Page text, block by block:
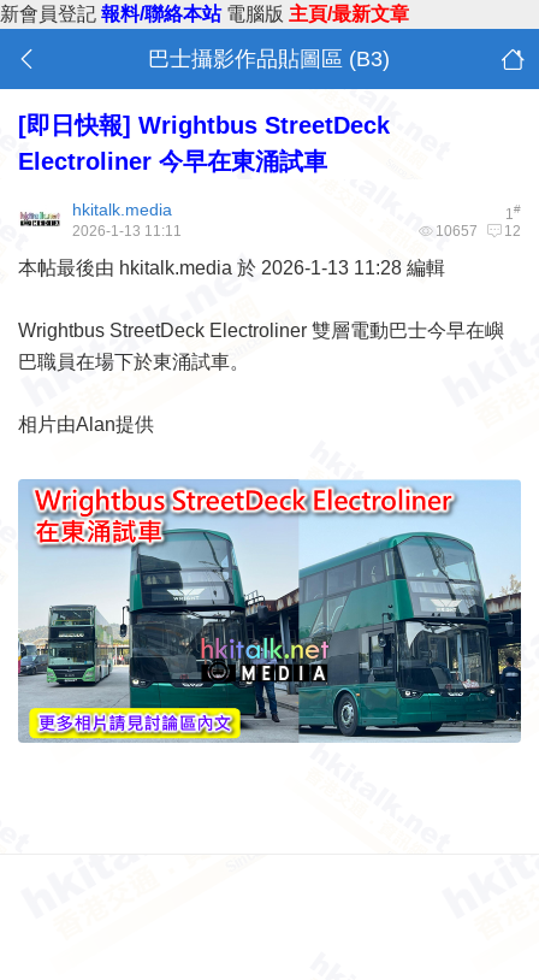
新會員登記 報料/聯絡本站 電腦版 主頁/最新文章
巴士攝影作品貼圖區 (B3)
[即日快報] Wrightbus StreetDeck
Electroliner 今早在東涌試車
1#
hkitalk.media
10657 12
2026-1-13 11:11
本帖最後由 hkitalk.media 於 2026-1-13 11:28 編輯
Wrightbus StreetDeck Electroliner 雙層電動巴士今早在嶼
巴職員在場下於東涌試車。
相片由Alan提供